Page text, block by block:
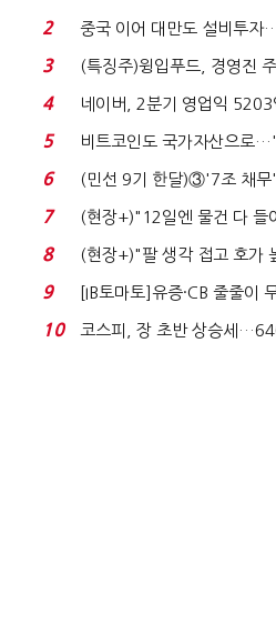
로봇·AI 등 논...
2
중국 이어 대만도 설비투자
국전쟁’
3
(특징주)윙입푸드, 경영진
지에 상한가...
4
네이버, 2분기 영업익
비 0.2% 감소...
5
비트코인도 국가자산으로…'
처분' 기준은 ...
6
(민선 9기 한달)③'7조 채무
격…추미애, 20년...
7
(현장+)"12일엔 물건 다
빈 매대 채우며 문 연 ...
8
(현장+)"팔 생각 접고 호가
요"…'덜 똘똘한 한 채' 20...
9
[IB토마토]유증·CB 줄줄이
닥 벌점 급증에 ...
10
코스피, 장 초반 상승세